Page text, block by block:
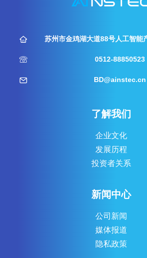
苏州市金鸡湖大道88号人工智能
0512-88850523
BD@ainstec.cn
了解我们
企业文化
发展历程
投资者关系
新闻中心
公司新闻
媒体报道
隐私政策